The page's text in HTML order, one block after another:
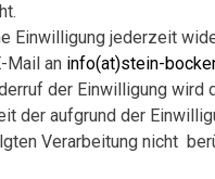
Einwilligung jederzeit
Mail an info(at)stein-
der Einwilligung wird
der aufgrund der
Verarbeitung nicht